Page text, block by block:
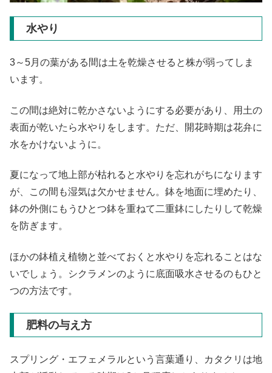
水やり
3～5月の葉がある間は土を乾燥させると株が弱ってしま
います。
この間は絶対に乾かさないようにする必要があり、用土の
表面が乾いたら水やりをします。ただ、開花時期は花弁に
水をかけないように。
夏になって地上部が枯れると水やりを忘れがちになります
が、この間も湿気は欠かせません。鉢を地面に埋めたり、
鉢の外側にもうひとつ鉢を重ねて二重鉢にしたりして乾燥
を防ぎます。
ほかの鉢植え植物と並べておくと水やりを忘れることはな
いでしょう。シクラメンのように底面吸水させるのもひと
つの方法です。
肥料の与え方
スプリング・エフェメラルという言葉通り、カタクリは地